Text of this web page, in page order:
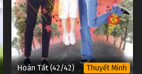
Hoàn Tất (42/42) Thuyết Minh